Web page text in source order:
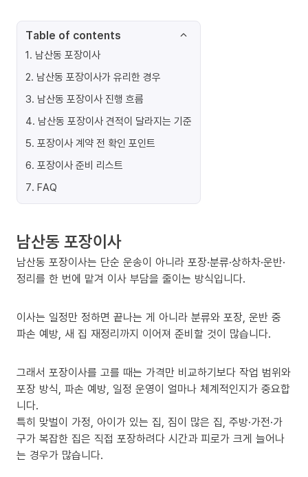
Table of contents
1. 남산동 포장이사
2. 남산동 포장이사가 유리한 경우
3. 남산동 포장이사 진행 흐름
4. 남산동 포장이사 견적이 달라지는 기준
5. 포장이사 계약 전 확인 포인트
6. 포장이사 준비 리스트
7. FAQ
남산동 포장이사
남산동 포장이사는 단순 운송이 아니라 포장·분류·상하차·운반·
정리를 한 번에 맡겨 이사 부담을 줄이는 방식입니다.
이사는 일정만 정하면 끝나는 게 아니라 분류와 포장, 운반 중
파손 예방, 새 집 재정리까지 이어져 준비할 것이 많습니다.
그래서 포장이사를 고를 때는 가격만 비교하기보다 작업 범위와
포장 방식, 파손 예방, 일정 운영이 얼마나 체계적인지가 중요합
니다.
특히 맞벌이 가정, 아이가 있는 집, 짐이 많은 집, 주방·가전·가
구가 복잡한 집은 직접 포장하려다 시간과 피로가 크게 늘어나
는 경우가 많습니다.